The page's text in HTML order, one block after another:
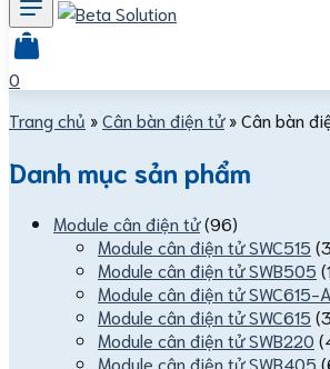
0
Trang chủ »Cân bàn điện tử»Cân bàn
Danh mục sản phẩm
Module cân điện tử(96)
Module cân điện tử SWC515
Module cân điện tử SWB505
Module cân điện tử SWC615-A
Module cân điện tử SWC615
Module cân điện tử SWB220
Module cân điện tử SWB405